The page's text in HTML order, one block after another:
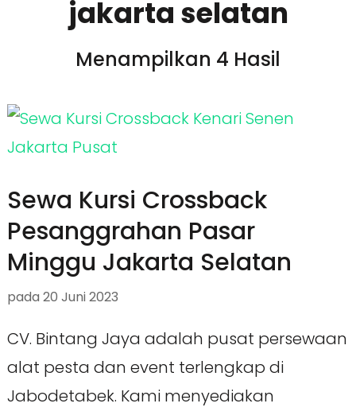
jakarta selatan
Menampilkan 4 Hasil
Sewa Kursi Crossback
Pesanggrahan Pasar
Minggu Jakarta Selatan
pada 20 Juni 2023
CV. Bintang Jaya adalah pusat persewaan
alat pesta dan event terlengkap di
Jabodetabek. Kami menyediakan